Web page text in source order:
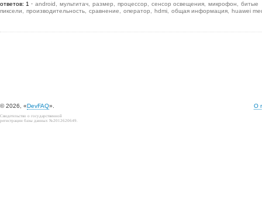
ответов: 1 android мультитач размер процессор сенсор освещения микрофон
битые
пиксели
производительность сравнение оператор hdmi общая информация huawei
© 2026, «DevFAQ». О
Свидетельство о государственной
регистрации базы данных №2012620649.